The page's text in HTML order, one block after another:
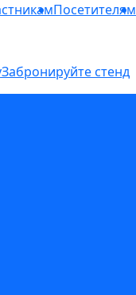
Посетителям
Забронируйте стенд